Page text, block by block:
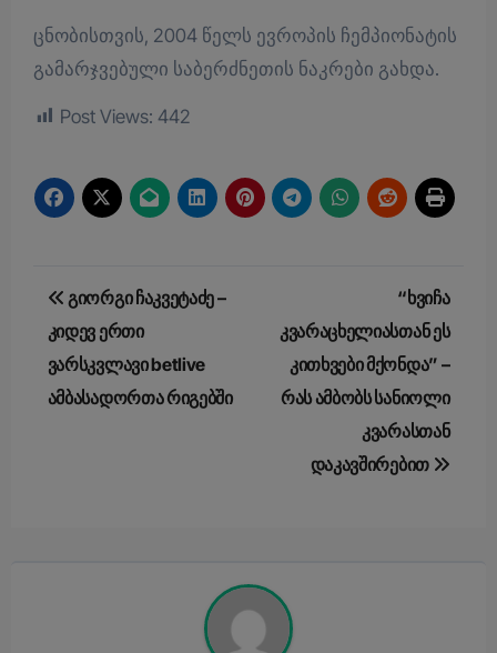
ცნობისთვის, 2004 წელს ევროპის ჩემპიონატის
გამარჯვებული საბერძნეთის ნაკრები გახდა.
Post Views: 442
Post
navigation
გიორგი ჩაკვეტაძე –
კიდევ ერთი
ვარსკვლავი betlive
ამბასადორთა რიგებში
“ხვიჩა
კვარაცხელიასთან ეს
კითხვები მქონდა” –
რას ამბობს სანიოლი
კვარასთან
დაკავშირებით